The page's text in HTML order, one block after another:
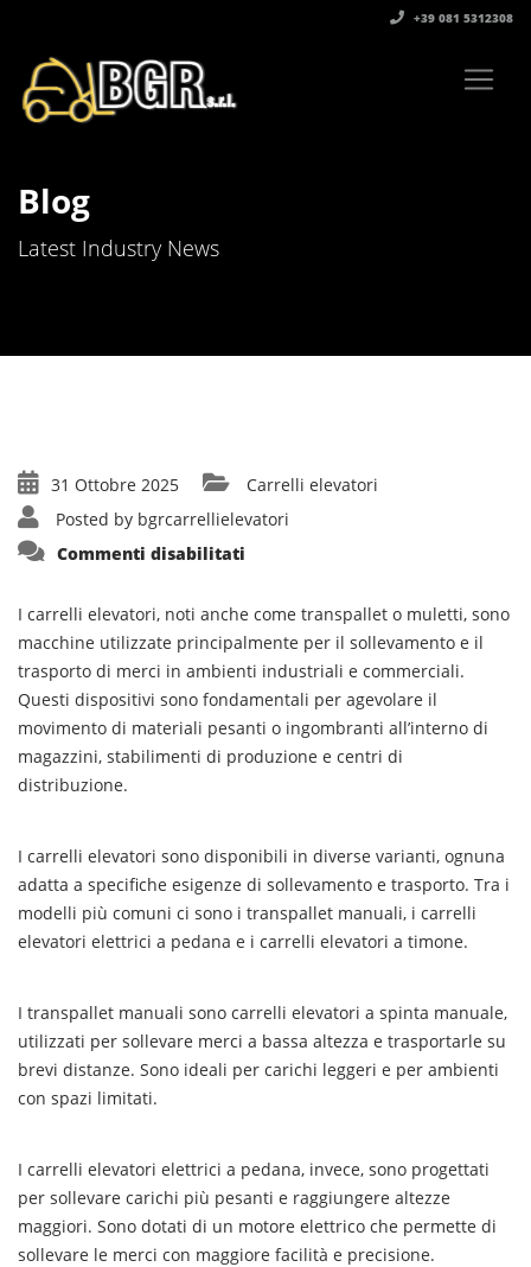
+39 081 5312308‬
Blog
Latest Industry News
31 Ottobre 2025
Carrelli elevatori
Posted by bgrcarrellielevatori
Commenti disabilitati
I carrelli elevatori, noti anche come transpallet o muletti, sono
macchine utilizzate principalmente per il sollevamento e il
trasporto di merci in ambienti industriali e commerciali.
Questi dispositivi sono fondamentali per agevolare il
movimento di materiali pesanti o ingombranti all’interno di
magazzini, stabilimenti di produzione e centri di
distribuzione.
I carrelli elevatori sono disponibili in diverse varianti, ognuna
adatta a specifiche esigenze di sollevamento e trasporto. Tra i
modelli più comuni ci sono i transpallet manuali, i carrelli
elevatori elettrici a pedana e i carrelli elevatori a timone.
I transpallet manuali sono carrelli elevatori a spinta manuale,
utilizzati per sollevare merci a bassa altezza e trasportarle su
brevi distanze. Sono ideali per carichi leggeri e per ambienti
con spazi limitati.
I carrelli elevatori elettrici a pedana, invece, sono progettati
per sollevare carichi più pesanti e raggiungere altezze
maggiori. Sono dotati di un motore elettrico che permette di
sollevare le merci con maggiore facilità e precisione.